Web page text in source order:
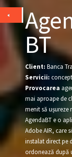
BT
Client: Banca
Servicii:
Provocarea
mai aproape de
menit să
AgendaBT e o
Adobe AIR, care
instalat direct pe
ordonează după